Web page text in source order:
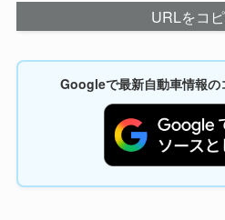
URLをコ
Googleで最新自動車情報の